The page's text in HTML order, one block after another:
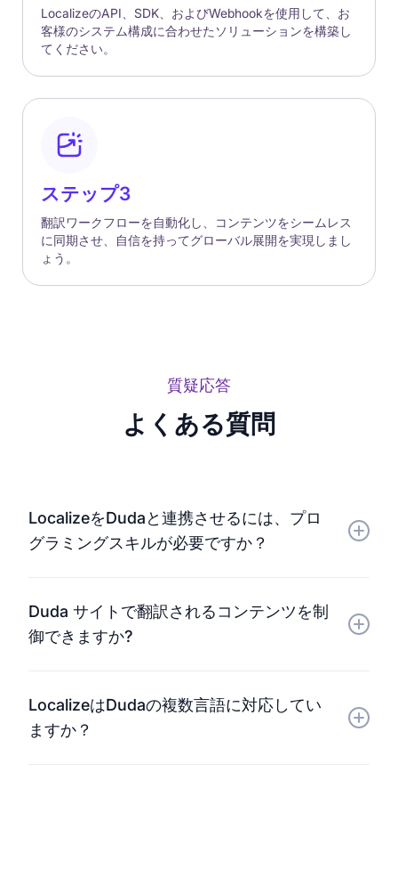
LocalizeのAPI、SDK、およびWebhookを使用して、お
客様のシステム構成に合わせたソリューションを構築し
てください。
ステップ3
翻訳ワークフローを自動化し、コンテンツをシームレス
に同期させ、自信を持ってグローバル展開を実現しまし
ょう。
質疑応答
よくある質問
LocalizeをDudaと連携させるには、プロ
グラミングスキルが必要ですか？
限で済むため、サイトの成長に集中できます。
Duda サイトで翻訳されるコンテンツを制
御できますか?
決定できるため、グローバルコンテンツ戦略を完全に
コントロールできます。
LocalizeはDudaの複数言語に対応してい
ますか？